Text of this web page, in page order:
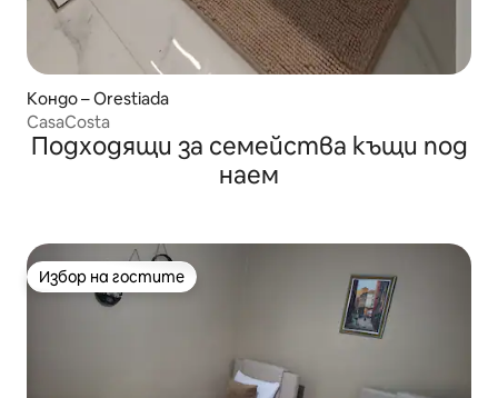
Кондо – Orestiada
CasaCosta
Подходящи за семейства къщи под
наем
Избор на гостите
Избор на гостите